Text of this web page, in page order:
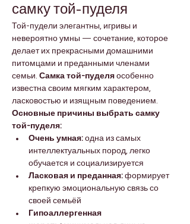
самку той-пуделя
Той-пудели элегантны, игривы и
невероятно умны — сочетание, которое
делает их прекрасными домашними
питомцами и преданными членами
семьи. Самка той-пуделя особенно
известна своим мягким характером,
ласковостью и изящным поведением.
Основные причины выбрать самку
той-пуделя:
Очень умная: одна из самых
интеллектуальных пород, легко
обучается и социализируется
Ласковая и преданная: формирует
крепкую эмоциональную связь со
своей семьёй
Гипоаллергенная